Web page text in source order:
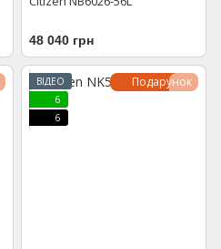
48 040 грн
Подарунок
ВІДЕО
6
6